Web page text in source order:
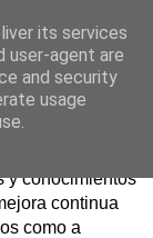
de libros
y conocimientos
continua
como a
its services
user-agent are
and security
usage